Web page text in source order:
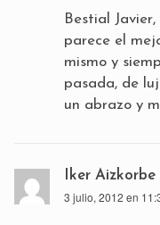
Bestial
parece el
mismo y
pasada, de
un abrazo y
Iker
3 julio, 2012 en